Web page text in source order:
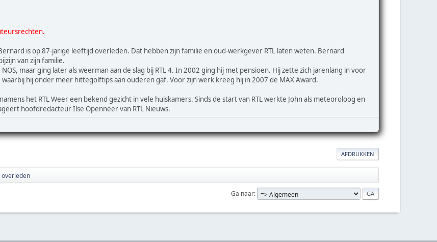
is op 87-jarige leeftijd overleden. Dat hebben zijn familie en oud-werkgever RTL laten weten. Bernard
van zijn familie.
maar ging later als weerman aan de slag bij RTL 4. In 2002 ging hij met pensioen. Hij zette zich jarenlang in voor
hij onder meer hittegolftips aan ouderen gaf. Voor zijn werk kreeg hij in 2007 de MAX Award.
het RTL Weer een bekend gezicht in vele huiskamers. Sinds de start van RTL werkte John als meteoroloog en
hoofdredacteur Ilse Openneer van RTL Nieuws.
AFDRUKKEN
overleden
Ga naar